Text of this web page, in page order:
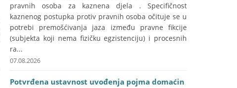
pravnih osoba za kaznena djela . Specifičnost
kaznenog postupka protiv pravnih osoba očituje se u
potrebi premošćivanja jaza između pravne fikcije
(subjekta koji nema fizičku egzistenciju) i procesnih
ra...
07.08.2026
Potvrđena ustavnost uvođenja pojma domaćin